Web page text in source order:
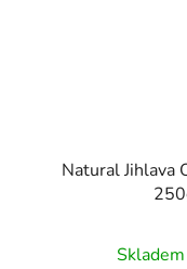
Natural Jihlava
Skladem